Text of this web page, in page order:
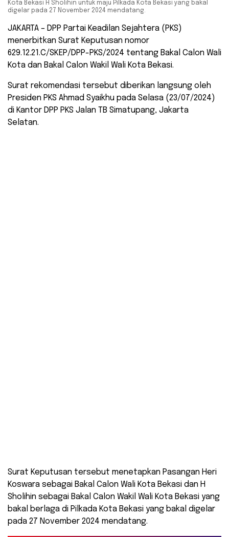
Kota Bekasi H Sholihin untuk maju Pilkada Kota Bekasi yang bakal
digelar pada 27 November 2024 mendatang.
JAKARTA – DPP Partai Keadilan Sejahtera (PKS)
menerbitkan Surat Keputusan nomor
629.12.21.C/SKEP/DPP-PKS/2024 tentang Bakal Calon Wali
Kota dan Bakal Calon Wakil Wali Kota Bekasi.
Surat rekomendasi tersebut diberikan langsung oleh
Presiden PKS Ahmad Syaikhu pada Selasa (23/07/2024)
di Kantor DPP PKS Jalan TB Simatupang, Jakarta
Selatan.
Surat Keputusan tersebut menetapkan Pasangan Heri
Koswara sebagai Bakal Calon Wali Kota Bekasi dan H
Sholihin sebagai Bakal Calon Wakil Wali Kota Bekasi yang
bakal berlaga di Pilkada Kota Bekasi yang bakal digelar
pada 27 November 2024 mendatang.